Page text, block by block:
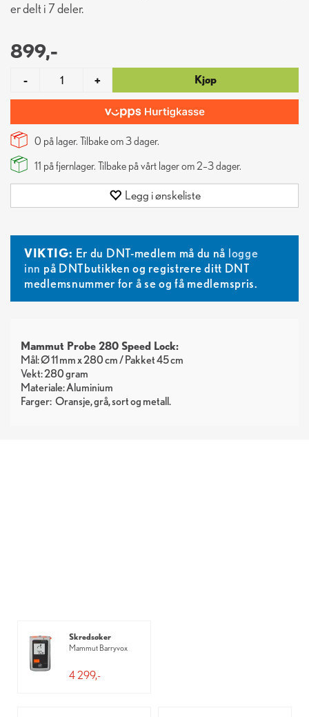
er delt i 7 deler.
899,-
- + Kjøp
0 på lager. Tilbake om3dager.
11 på fjernlager. Tilbake på vårt lager om 2–3 dager.
Legg i ønskeliste
VIKTIG: Er du DNT-medlem må du nå logge
inn på DNTbutikken og registrere ditt DNT
medlemsnummer for å se og få medlemspris.
Mammut Probe 280 Speed Lock:
Mål: Ø 11 mm x 280 cm / Pakket 45 cm
Vekt: 280 gram
Materiale: Aluminium
Farger: Oransje grå sort metall
Skredsøker
Mammut Barryvox
4 299,-